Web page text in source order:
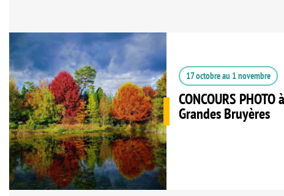
17 octobreau 1 novembre
CONCOURS
Grandes Bruyères